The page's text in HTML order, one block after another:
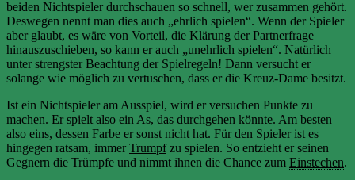
beiden Nichtspieler durchschauen so schnell, wer zusammen gehört.
Deswegen nennt man dies auch „ehrlich spielen“. Wenn der Spieler
aber glaubt, es wäre von Vorteil, die Klärung der Partnerfrage
hinauszuschieben, so kann er auch „unehrlich spielen“. Natürlich
unter strengster Beachtung der Spielregeln! Dann versucht er
solange wie möglich zu vertuschen, dass er die Kreuz-Dame besitzt.
Ist ein Nichtspieler am Ausspiel, wird er versuchen Punkte zu
machen. Er spielt also ein As, das durchgehen könnte. Am besten
also eins, dessen Farbe er sonst nicht hat. Für den Spieler ist es
hingegen ratsam, immerTrumpfzu spielen. So entzieht er seinen
Gegnern die Trümpfe und nimmt ihnen die Chance zum Einstechen.